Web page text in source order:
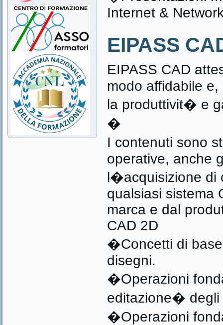
Internet &
EIPASS
EIPASS CAD
modo affidabile
la produttivit� e
�
I contenuti sono
operative, anche
l�acquisizione di
qualsiasi sistema
marca e dal
CAD 2D
�Concetti di
disegni.
�Operazioni
editazione� degli
�Operazioni